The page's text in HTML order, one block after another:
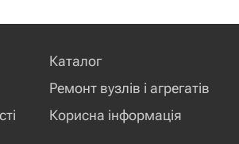
Каталог
Ремонт вузлів і агрегатів
Корисна інформація